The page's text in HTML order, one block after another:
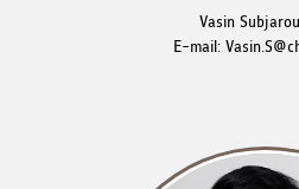
Vasin
E-mail: